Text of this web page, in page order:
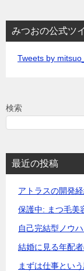
みつおの公式ツ
Tweets by
検索
最近の投稿
アトラスの開発
保護中: まつ毛美
自己完結型ノウ
結婚に見る年配
まずは仕事とい